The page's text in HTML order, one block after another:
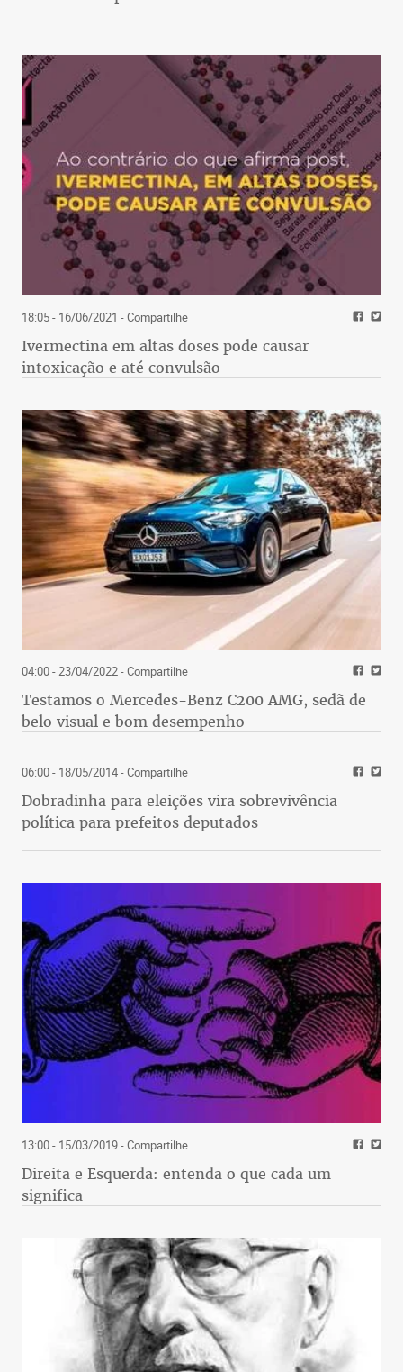
18:05 - 16/06/2021 - Compartilhe
Ivermectina em altas doses pode causar
intoxicação e até convulsão
04:00 - 23/04/2022- Compartilhe
Testamos o Mercedes-Benz C200 AMG, sedã de
belo visual e bom desempenho
06:00 - 18/05/2014- Compartilhe
Dobradinha para eleições vira sobrevivência
política para prefeitos deputados
13:00 - 15/03/2019- Compartilhe
Direita e Esquerda: entenda o que cada um
significa